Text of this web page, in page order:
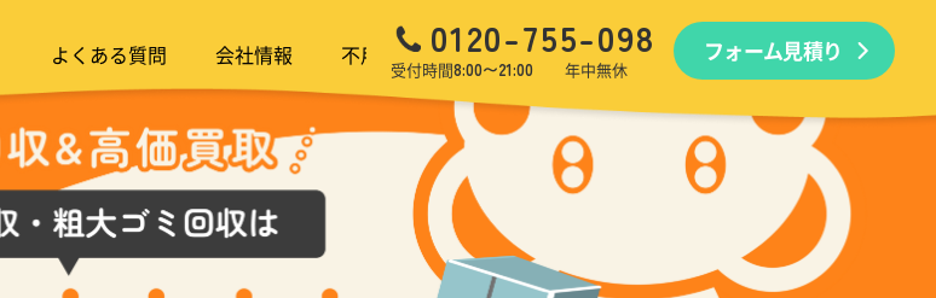
よくある質問 会社情報 不用品回収 生前・遺品整理 引越しゴミ回収 ゴミ屋敷
0120-755-098
受付時間8:00〜21:00 年中無休
フォーム見積り